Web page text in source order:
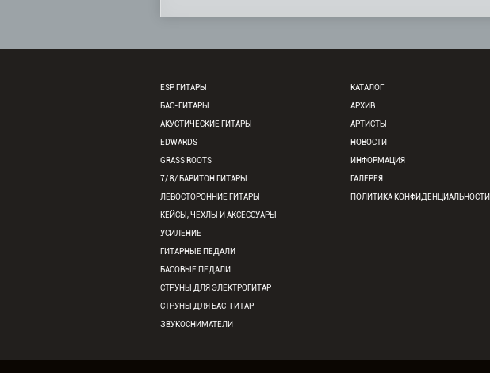
ESP ГИТАРЫ
БАС-ГИТАРЫ
АКУСТИЧЕСКИЕ ГИТАРЫ
EDWARDS
GRASS ROOTS
7/ 8/ БАРИТОН ГИТАРЫ
ЛЕВОСТОРОННИЕ ГИТАРЫ
КЕЙСЫ, ЧЕХЛЫ И АКСЕССУАРЫ
УСИЛЕНИЕ
ГИТАРНЫЕ ПЕДАЛИ
БАСОВЫЕ ПЕДАЛИ
СТРУНЫ ДЛЯ ЭЛЕКТРОГИТАР
СТРУНЫ ДЛЯ БАС-ГИТАР
ЗВУКОСНИМАТЕЛИ
КАТАЛОГ
АРХИВ
АРТИСТЫ
НОВОСТИ
ИНФОРМАЦИЯ
ГАЛЕРЕЯ
ПОЛИТИКА КОНФИДЕНЦИАЛЬНОСТИ